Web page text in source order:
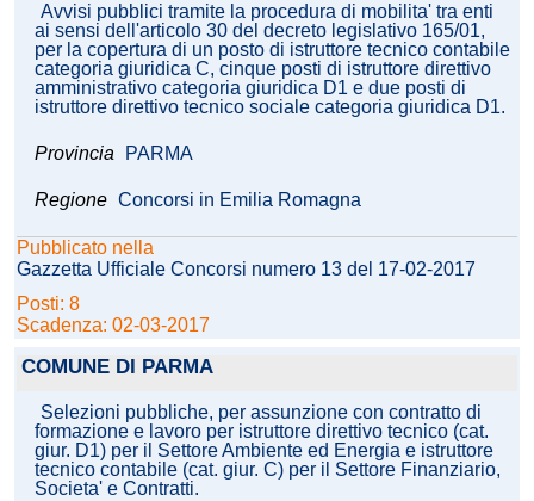
Avvisi pubblici tramite la procedura di mobilita' tra enti
ai sensi dell'articolo 30 del decreto legislativo 165/01,
per la copertura di un posto di istruttore tecnico contabile
categoria giuridica C, cinque posti di istruttore direttivo
amministrativo categoria giuridica D1 e due posti di
istruttore direttivo tecnico sociale categoria giuridica D1.
Provincia PARMA
Regione Concorsi in Emilia Romagna
Pubblicato nella
Gazzetta Ufficiale Concorsi numero 13 del 17-02-2017
Posti: 8
Scadenza: 02-03-2017
COMUNE DI PARMA
Selezioni pubbliche, per assunzione con contratto di
formazione e lavoro per istruttore direttivo tecnico (cat.
giur. D1) per il Settore Ambiente ed Energia e istruttore
tecnico contabile (cat. giur. C) per il Settore Finanziario,
Societa' e Contratti.